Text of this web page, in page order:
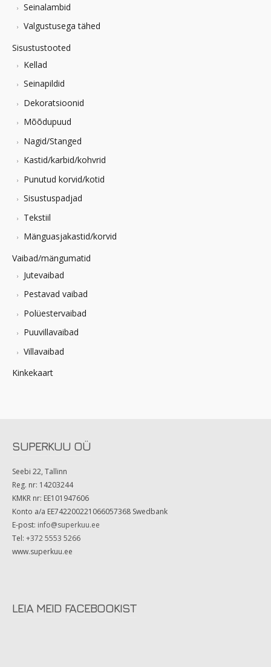
Seinalambid
Valgustusega tähed
Sisustustooted
Kellad
Seinapildid
Dekoratsioonid
Mõõdupuud
Nagid/Stanged
Kastid/karbid/kohvrid
Punutud korvid/kotid
Sisustuspadjad
Tekstiil
Mänguasjakastid/korvid
Vaibad/mängumatid
Jutevaibad
Pestavad vaibad
Polüestervaibad
Puuvillavaibad
Villavaibad
Kinkekaart
SUPERKUU OÜ
Seebi 22, Tallinn
Reg. nr: 14203244
KMKR nr: EE101947606
Konto a/a EE742200221066057368 Swedbank
E-post: info@superkuu.ee
Tel: +372 5553 5266
www.superkuu.ee
LEIA MEID FACEBOOKIST